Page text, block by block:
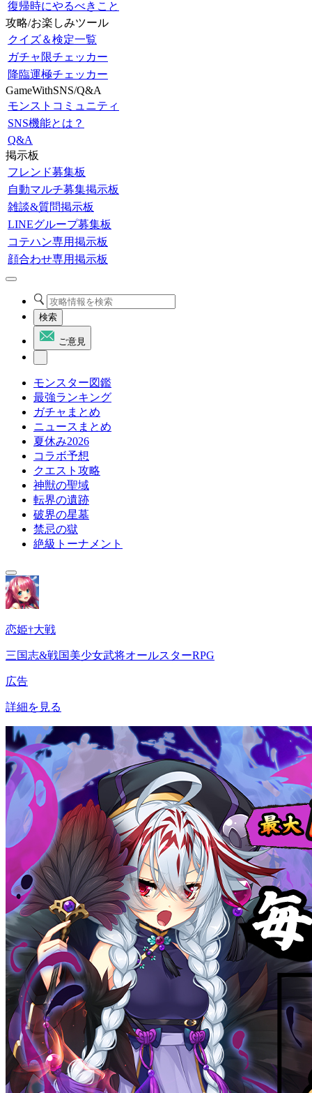
復帰時にやるべきこと
攻略/お楽しみツール
クイズ＆検定一覧
ガチャ限チェッカー
降臨運極チェッカー
GameWithSNS/Q&A
モンストコミュニティ
SNS機能とは？
Q&A
掲示板
フレンド募集板
自動マルチ募集掲示板
雑談&質問掲示板
LINEグループ募集板
コテハン専用掲示板
顔合わせ専用掲示板
検索
ご意見
モンスター図鑑
最強ランキング
ガチャまとめ
ニュースまとめ
夏休み2026
コラボ予想
クエスト攻略
神獣の聖域
転界の遺跡
破界の星墓
禁忌の獄
絶級トーナメント
恋姫†大戦
三国志&戦国美少女武将オールスターRPG
広告
詳細を見る